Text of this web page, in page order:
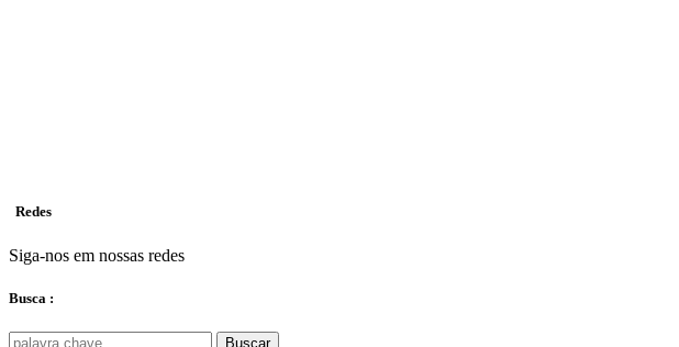
Redes
Siga-nos em nossas redes
Busca :
Buscar